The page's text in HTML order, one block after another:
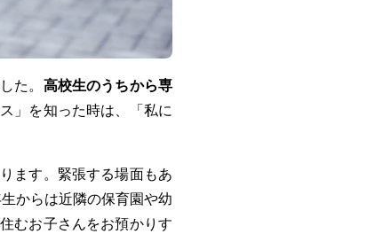
た。 高校生のうちから専
」を知った時は、「私に
ます。緊張する場面もあ
からは近隣の保育園や幼
むお子さんをお預かりす